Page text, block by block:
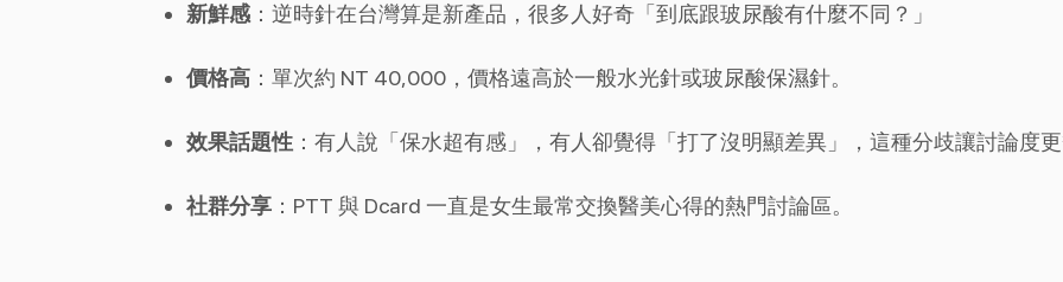
新鮮感 ：逆時針在台灣算是新產品，很多人好奇「到底跟玻尿酸有什麼不同？」
價格高 ：單次約 NT 40,000，價格遠高於一般水光針或玻尿酸保濕針。
效果話題性 ：有人說「保水超有感」，有人卻覺得「打了沒明顯差異」，這種分歧讓討論度
社群分享 ：PTT 與 Dcard 一直是女生最常交換醫美心得的熱門討論區。